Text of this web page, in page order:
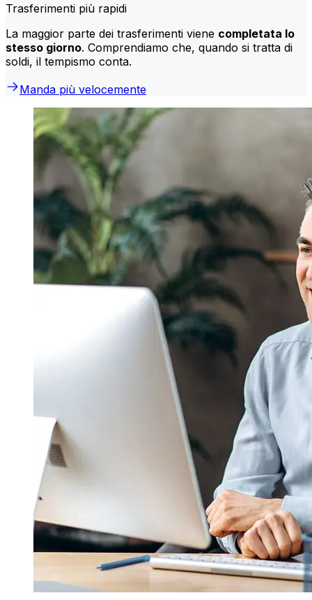
Trasferimenti più rapidi
La maggior parte dei trasferimenti viene completata lo
stesso giorno. Comprendiamo che, quando si tratta di
soldi, il tempismo conta.
Manda più velocemente